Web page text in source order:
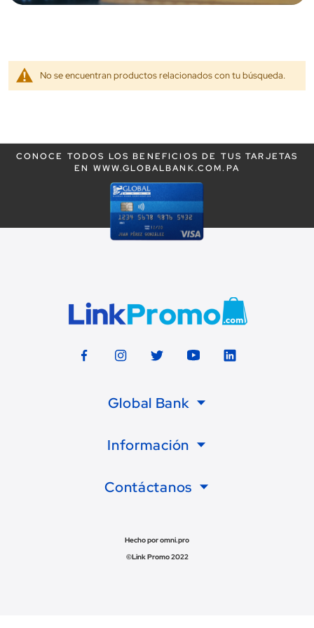
No se encuentran productos relacionados con tu búsqueda.
CONOCE TODOS LOS BENEFICIOS DE TUS TARJETAS
EN WWW.GLOBALBANK.COM.PA
Global Bank
Información
Contáctanos
Hecho por omni.pro
©Link Promo 2022